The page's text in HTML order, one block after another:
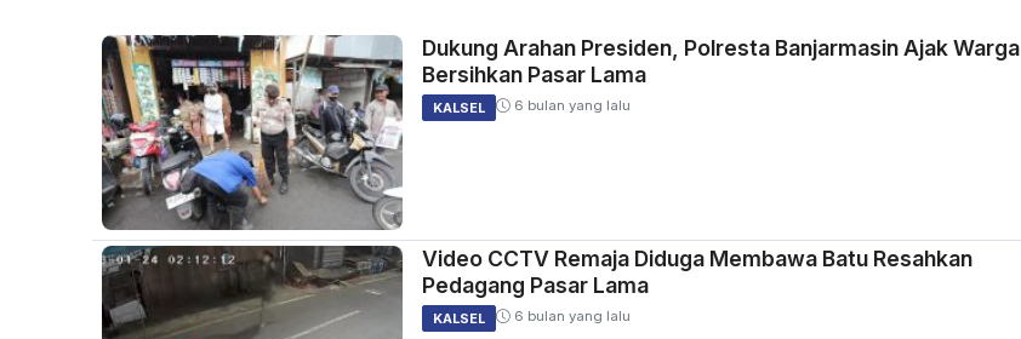
Dukung Arahan Presiden, Polresta Banjarmasin Ajak Warga
Bersihkan Pasar Lama
KALSEL 6 bulan yang lalu
Video CCTV Remaja Diduga Membawa Batu Resahkan
Pedagang Pasar Lama
KALSEL 6 bulan yang lalu